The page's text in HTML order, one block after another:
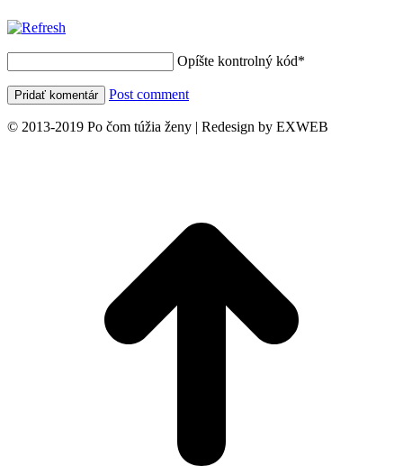
Opíšte kontrolný kód*
Post comment
© 2013-2019 Po čom túžia ženy | Redesign by EXWEB